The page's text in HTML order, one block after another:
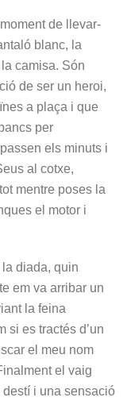
de llevar-
blanc, la
camisa. Són
de ser un heroi,
a plaça i que
per
els minuts i
al cotxe,
mentre poses la
el motor i
diada, quin
em va arribar un
la feina
si es tractés d’un
el meu nom
el vaig
destí i una sensació